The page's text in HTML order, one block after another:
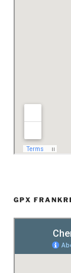
GPX